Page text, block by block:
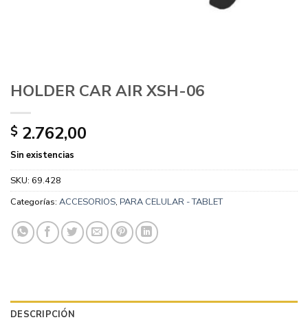
HOLDER CAR AIR XSH-06
$ 2.762,00
Sin existencias
SKU: 69.428
Categorías: ACCESORIOS, PARA CELULAR - TABLET
DESCRIPCIÓN